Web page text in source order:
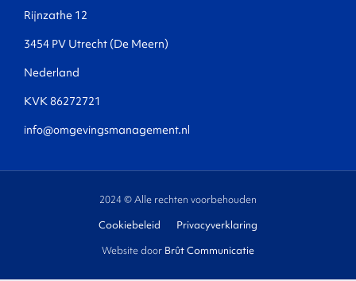
Rijnzathe 12
3454 PV Utrecht (De Meern)
Nederland
KVK 86272721
info@omgevingsmanagement.nl
2024 © Alle rechten voorbehouden
Cookiebeleid
Privacyverklaring
Website door Brût Communicatie